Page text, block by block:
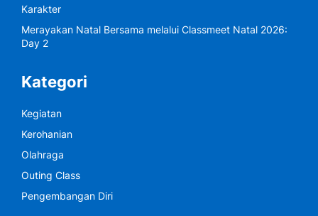
Karakter
Merayakan Natal Bersama melalui Classmeet Natal 2026:
Day 2
Kategori
Kegiatan
Kerohanian
Olahraga
Outing Class
Pengembangan Diri